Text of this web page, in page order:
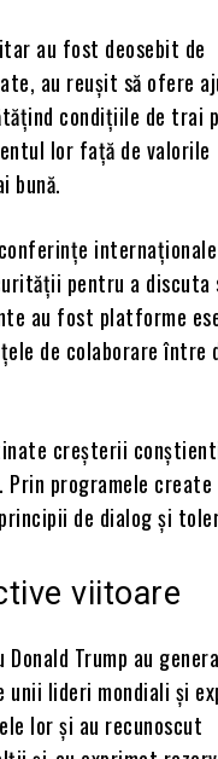
au fost deosebit de
au reușit să ofere
condițiile de trai
lor față de valorile
bună.
pentru a
au fost platforme
de colaborare
creșterii
programele create
de dialog și
viitoare
Trump au
lideri mondiali și
lor și au recunoscut